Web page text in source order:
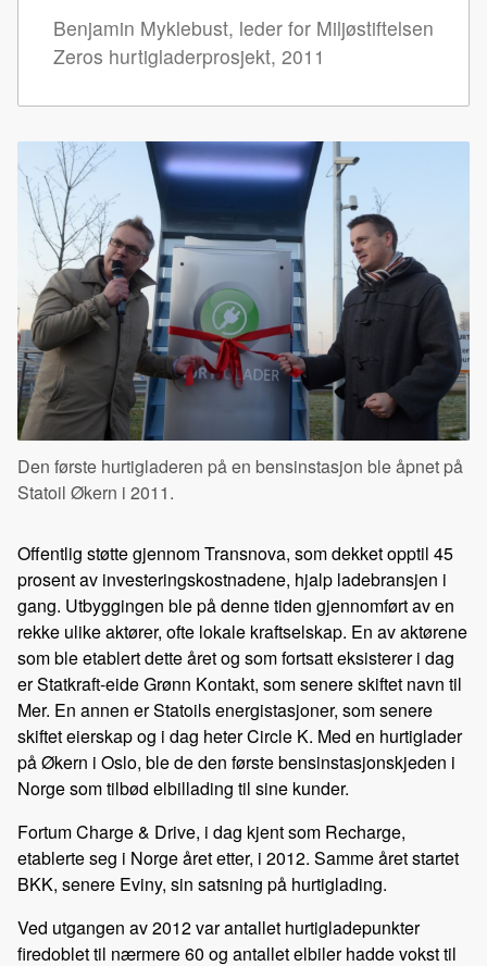
Benjamin Myklebust, leder for Miljøstiftelsen
Zeros hurtigladerprosjekt, 2011
Den første hurtigladeren på en bensinstasjon ble åpnet på
Statoil Økern i 2011.
Offentlig støtte gjennom Transnova, som dekket opptil 45
prosent av investeringskostnadene, hjalp ladebransjen i
gang. Utbyggingen ble på denne tiden gjennomført av en
rekke ulike aktører, ofte lokale kraftselskap. En av aktørene
som ble etablert dette året og som fortsatt eksisterer i dag
er Statkraft-eide Grønn Kontakt, som senere skiftet navn til
Mer. En annen er Statoils energistasjoner, som senere
skiftet eierskap og i dag heter Circle K. Med en hurtiglader
på Økern i Oslo, ble de den første bensinstasjonskjeden i
Norge som tilbød elbillading til sine kunder.
Fortum Charge & Drive, i dag kjent som Recharge,
etablerte seg i Norge året etter, i 2012. Samme året startet
BKK, senere Eviny, sin satsning på hurtiglading.
Ved utgangen av 2012 var antallet hurtigladepunkter
firedoblet til nærmere 60 og antallet elbiler hadde vokst til